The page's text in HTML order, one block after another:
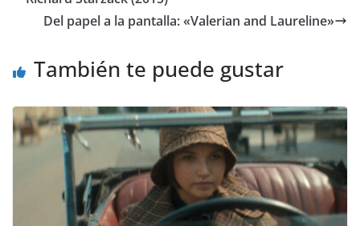
Del papel a la pantalla: «Valerian and Laureline»
También te puede gustar